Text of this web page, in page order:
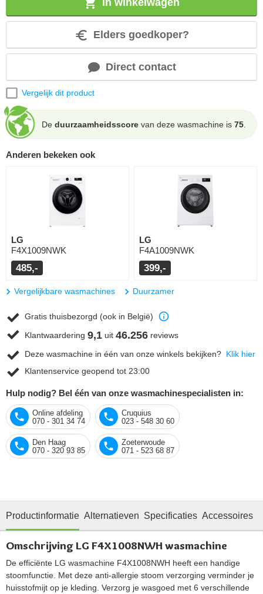
In winkelwagen
Elders goedkoper?
Direct contact
Vergelijk dit product
De duurzaamheidsscore van deze wasmachine is 75.
Anderen bekeken ook
LG
F4X1009NWK
485,-
LG
F4A1009NWK
399,-
Vergelijkbare wasmachines Duurzamer
Gratis thuisbezorgd (ook in België)
Klantwaardering 9,1 uit 46.256 reviews
Deze wasmachine in één van onze winkels bekijken? Klik hier
Klantenservice geopend tot 23:00
Hulp nodig? Bel één van onze wasmachinespecialisten in:
Online afdeling
070 - 301 34 74
Cruquius
023 - 548 30 60
Den Haag
070 - 320 93 85
Zoeterwoude
071 - 523 68 87
Productinformatie Alternatieven Specificaties Accessoires
Omschrijving LG F4X1008NWH wasmachine
De efficiënte LG wasmachine F4X1008NWH heeft een handige
stoomfunctie. Met deze anti-allergie stoom verzorging verminder je
huisstofmijt op je kleding. Verzorg je wasgoed met 6 verschillende